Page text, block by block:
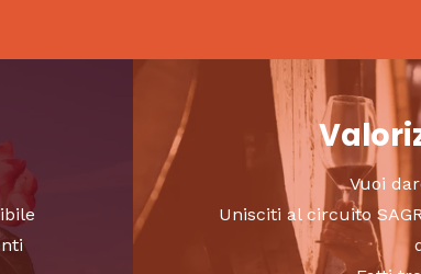
Vuoi
Unisciti al circuito